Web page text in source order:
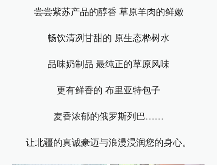
尝尝紫苏产品的醇香 草原羊肉的鲜嫩
畅饮清冽甘甜的 原生态桦树水
品味奶制品 最纯正的草原风味
更有鲜香的 布里亚特包子
麦香浓郁的俄罗斯列巴……
让北疆的真诚豪迈与浪漫浸润您的身心。